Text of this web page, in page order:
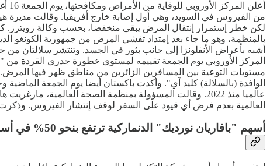
من الفيروس في السويد، وهي أول إصابة خارج أفريقيا. وقالت مديرة
أشبه بأعراض الأنفلونزا إلى جانب بثور في الجسد. وتنتشر سلالتان
المركز الأوروبي يوم الجمعة تقييمه لمستوى خطورة جدري القردة
مستويات التوعية بين المسافرين الزائرين من مناطق ظهر فيها المرض.
الوافدة (بالسلالة) كليد آي". وأكدت باكستان أيضا يوم الجمعة
عالميا منذ 2022. وقالت المسؤولة بمنظمة الصحة
العالمية بعدم فرض أي قيود على السفر لوقف إنتشار الفيروس. وذكرت
أسهم "بافاريان نورديك" الدنماركية ترتفع بنحو 50% في أسبوع مع تفشي جدري القردة